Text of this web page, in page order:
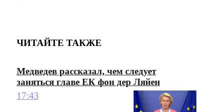
ЧИТАЙТЕ ТАКЖЕ
Медведев рассказал, чем следует
заняться главе ЕК фон дер Ляйен
17:43